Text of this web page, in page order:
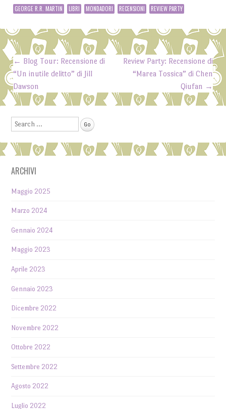
GEORGE R.R. MARTIN LIBRI MONDADORI RECENSIONI REVIEW PARTY
Post navigation
← Blog Tour: Recensione di
“Un inutile delitto” di Jill
Dawson
Review Party: Recensione di
“Marea Tossica” di Chen
Qiufan →
Search
ARCHIVI
Maggio 2025
Marzo 2024
Gennaio 2024
Maggio 2023
Aprile 2023
Gennaio 2023
Dicembre 2022
Novembre 2022
Ottobre 2022
Settembre 2022
Agosto 2022
Luglio 2022